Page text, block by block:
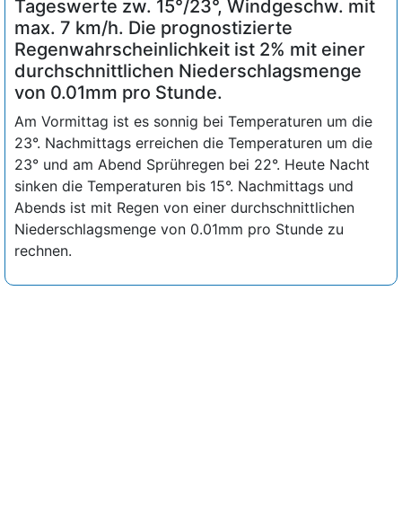
max. 7 km/h. Die prognostizierte
Regenwahrscheinlichkeit ist 2% mit einer
durchschnittlichen Niederschlagsmenge
von 0.01mm pro Stunde.
Am Vormittag ist es sonnig bei Temperaturen um die
23°. Nachmittags erreichen die Temperaturen um die
23° und am Abend Sprühregen bei 22°. Heute Nacht
sinken die Temperaturen bis 15°. Nachmittags und
Abends ist mit Regen von einer durchschnittlichen
Niederschlagsmenge von 0.01mm pro Stunde zu
rechnen.